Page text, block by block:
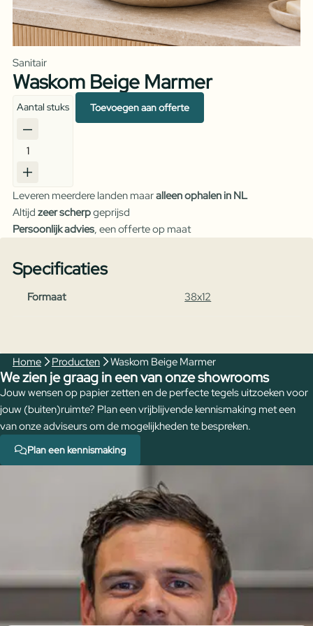
Sanitair
Waskom Beige Marmer
Waskom
Beige
aantal
Aantal stuks Toevoegen aan offerte
Leveren meerdere landen maaralleen ophalen in NL
Altijd zeer scherpgeprijsd
Persoonlijk advies, een offerte op maat
Specificaties
Formaat 38x12
Home Producten Waskom Beige Marmer
We zien je graag in een van onze showrooms
Jouw wensen op papier zetten en de perfecte tegels uitzoeken voor
jouw (buiten)ruimte? Plan een vrijblijvende kennismaking met een
van onze adviseurs om de mogelijkheden te bespreken.
Plan een kennismaking